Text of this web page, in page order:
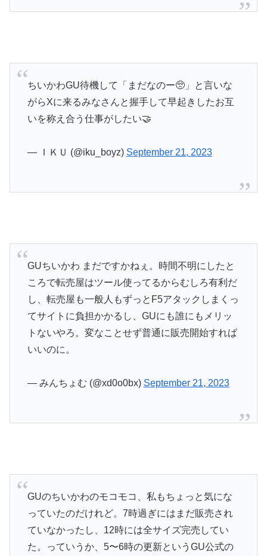
ちいかわGU待機して「まだなのー🥺」と言いな
がらXに来るみなさんと握手して早起きしたお互
いを称え合う仕事がしたい🤝
— ＩＫＵ (@iku_boyz) September 21, 2023
GUちいかわ まだですかねぇ。時間不明にしたと
ころで転売屋はツール使ってるからむしろ有利だ
し、転売屋も一般人もずっとF5アタックしまくっ
てサイトに負担かかるし、GUにも誰にもメリッ
トないやろ。変なことせず普通に販売開始すれば
いいのに。
— みんちょむ (@xd0o0bx) September 21, 2023
GUのちいかわのモコモコ、私もちょっと気にな
っていたのだけれど。7時過ぎにはまだ販売され
ていなかったし、12時には全サイズ完売してい
た。っていうか、5〜6時の更新というGU公式の